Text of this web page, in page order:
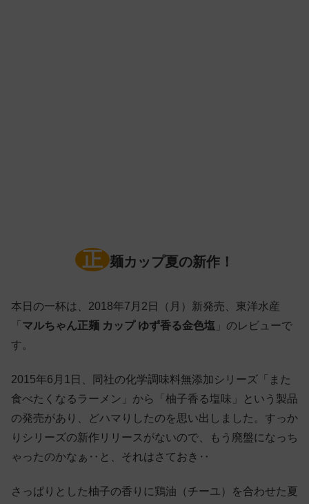
正 麺カップ夏の新作！
本日の一杯は、2018年7月2日（月）新発売、東洋水産
「 マルちゃん正麺 カップ ゆず香る金色塩 」のレビューで
す。
2015年6月1日、同社の化学調味料無添加シリーズ「また
食べたくなるラーメン」から「柚子香る塩味」という製品
の発売があり、どハマりしたのを思い出しました。すっか
りシリーズの新作リリースがないので、もう廃盤になっち
ゃったのかなぁ‥と、それはさておき‥
さっぱりとした柚子の香りに鶏油（チーユ）を合わせた夏